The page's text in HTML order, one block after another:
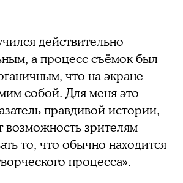
действительно
а процесс съёмок был
что на экране
собой. Для меня это
правдивой истории,
возможность зрителям
то, что обычно находится
процесса».